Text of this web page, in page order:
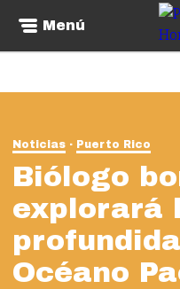
Menú
Noticias Puerto Rico
Biólogo
explorará
Océano